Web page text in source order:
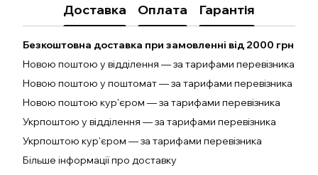
Доставка Оплата Гарантія
Безкоштовна доставка при замовленні від 2000 грн
Новою поштою у відділення — за тарифами перевізника
Новою поштою у поштомат — за тарифами перевізника
Новою поштою кур'єром — за тарифами перевізника
Укрпоштою у відділення — за тарифами перевізника
Укрпоштою кур'єром — за тарифами перевізника
Більше інформації про доставку